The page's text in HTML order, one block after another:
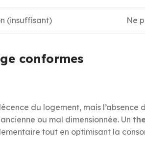
(insuffisant) Ne
conformes
du logement, mais
ou mal dimensionnée. Un
tout en optimisant la